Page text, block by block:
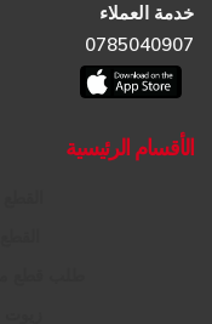
خدمة العملاء
0785040907
الأقسام الرئيسية